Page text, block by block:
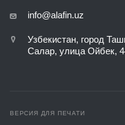
info@alafin.uz
Узбекистан, город
Салар, улица Ойбек,
ВЕРСИЯ ДЛЯ ПЕЧАТИ